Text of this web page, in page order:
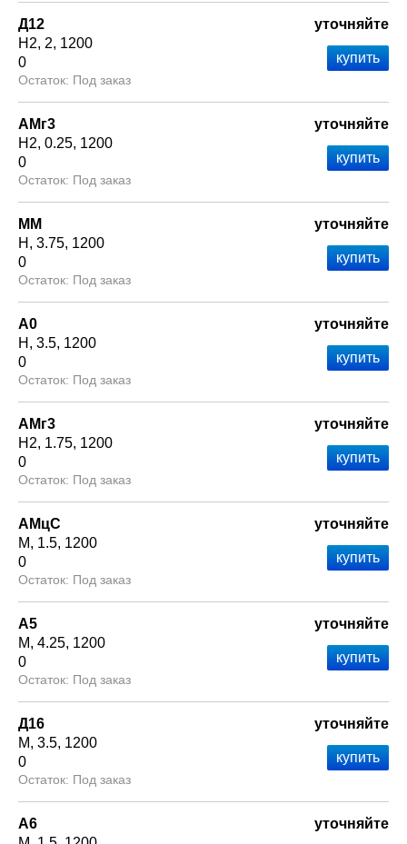
Д12
Н2 2 1200
0
Под заказ
уточняйте
АМг3
Н2 0.25 1200
0
Под заказ
уточняйте
ММ
Н
3.75 1200
0
Под заказ
уточняйте
А0
Н
3.5 1200
0
Под заказ
уточняйте
АМг3
Н2 1.75 1200
0
Под заказ
уточняйте
АМцС
М
1.5 1200
0
Под заказ
уточняйте
А5
М 4.25 1200
0
Под заказ
уточняйте
Д16
М 3.5 1200
0
Под заказ
уточняйте
А6
уточняйте